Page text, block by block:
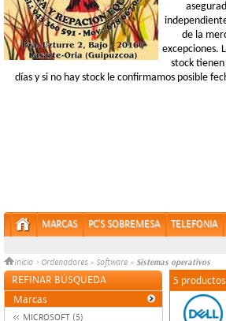
de la
excepciones.
stock
días y si no hay stock le confirmamos posible
MARCAS PC'S SOBREMESA TELEFONIA
Inicio > Ordenadores » Software » Sistemas operativos
REFINAR BÚSQUEDA
Marcas
MICROSOFT (5)
5 productos